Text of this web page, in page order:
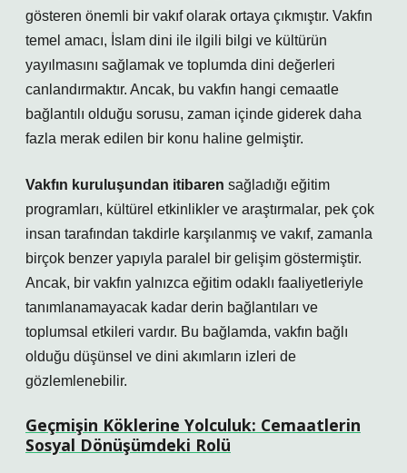
gösteren önemli bir vakıf olarak ortaya çıkmıştır. Vakfın
temel amacı, İslam dini ile ilgili bilgi ve kültürün
yayılmasını sağlamak ve toplumda dini değerleri
canlandırmaktır. Ancak, bu vakfın hangi cemaatle
bağlantılı olduğu sorusu, zaman içinde giderek daha
fazla merak edilen bir konu haline gelmiştir.
Vakfın kuruluşundan itibaren sağladığı eğitim
programları, kültürel etkinlikler ve araştırmalar, pek çok
insan tarafından takdirle karşılanmış ve vakıf, zamanla
birçok benzer yapıyla paralel bir gelişim göstermiştir.
Ancak, bir vakfın yalnızca eğitim odaklı faaliyetleriyle
tanımlanamayacak kadar derin bağlantıları ve
toplumsal etkileri vardır. Bu bağlamda, vakfın bağlı
olduğu düşünsel ve dini akımların izleri de
gözlemlenebilir.
Geçmişin Köklerine Yolculuk: Cemaatlerin
Sosyal Dönüşümdeki Rolü